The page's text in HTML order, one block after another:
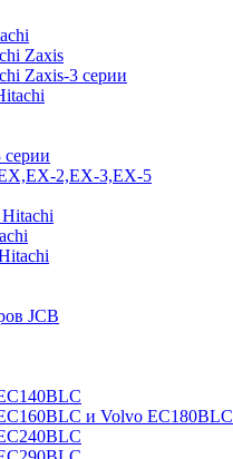
Zaxis
Zaxis-3 серии
серии
2,EX-3,EX-5
Hitachi
JCB
и Volvo EC180BLC